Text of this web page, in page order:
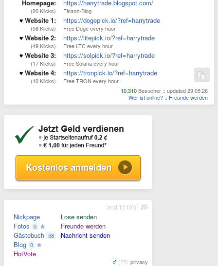
Homepage:
(20 Klicks)
https://harrytrade.blogspot.com/
Finanz-Blog
Website 1:
(58 Klicks)
https://dogepick.io/?ref=harrytrade
Free Doge every hour
Website 2:
(49 Klicks)
https://litepick.io/?ref=harrytrade
Free LTC every hour
Website 3:
(17 Klicks)
https://solpick.io/?ref=harrytrade
Free Solana every hour
Website 4:
(10 Klicks)
https://tronpick.io/?ref=harrytrade
Free TRON every hour
10.310 Besucher :: updated 29.05.26
Wer ist online? :: Freunde werden
Nickpage
Fotos 0
Gästebuch 58
Blog 0
HotVote
Lose senden
Freunde werden
Nachricht senden
(??) privacy
andi1010's